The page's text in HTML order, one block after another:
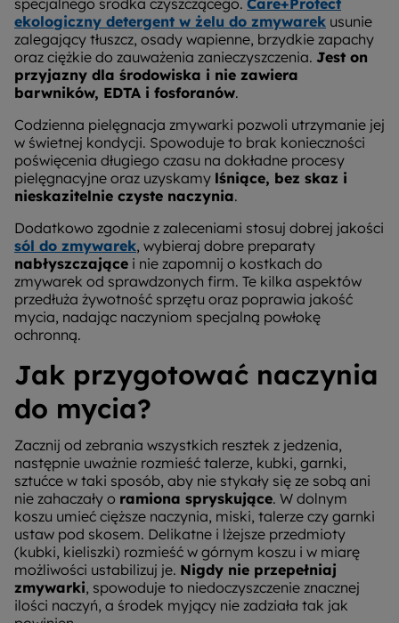
ekologiczny detergent w żelu do zmywarek usunie
zalegający tłuszcz, osady wapienne, brzydkie zapachy
oraz ciężkie do zauważenia zanieczyszczenia. Jest on
przyjazny dla środowiska i nie zawiera
barwników, EDTA i fosforanów.
Codzienna pielęgnacja zmywarki pozwoli utrzymanie jej
w świetnej kondycji. Spowoduje to brak konieczności
poświęcenia długiego czasu na dokładne procesy
pielęgnacyjne oraz uzyskamy lśniące, bez skaz i
nieskazitelnie czyste naczynia.
Dodatkowo zgodnie z zaleceniami stosuj dobrej jakości
sól do zmywarek, wybieraj dobre preparaty
nabłyszczające i nie zapomnij o kostkach do
zmywarek od sprawdzonych firm. Te kilka aspektów
przedłuża żywotność sprzętu oraz poprawia jakość
mycia, nadając naczyniom specjalną powłokę
ochronną.
Jak przygotować naczynia
do mycia?
Zacznij od zebrania wszystkich resztek z jedzenia,
następnie uważnie rozmieść talerze, kubki, garnki,
sztućce w taki sposób, aby nie stykały się ze sobą ani
nie zahaczały o ramiona spryskujące. W dolnym
koszu umieć cięższe naczynia, miski, talerze czy garnki
ustaw pod skosem. Delikatne i lżejsze przedmioty
(kubki, kieliszki) rozmieść w górnym koszu i w miarę
możliwości ustabilizuj je. Nigdy nie przepełniaj
zmywarki, spowoduje to niedoczyszczenie znacznej
ilości naczyń, a środek myjący nie zadziała tak jak